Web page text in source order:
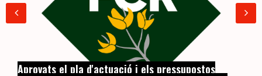
Aprovats el pla d'actuació i els pressupostos